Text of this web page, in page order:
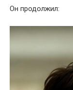
Он продолжил: